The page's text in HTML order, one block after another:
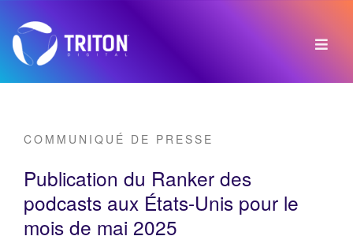
COMMUNIQUÉ DE PRESSE
Publication du Ranker des
podcasts aux États-Unis pour le
mois de mai 2025